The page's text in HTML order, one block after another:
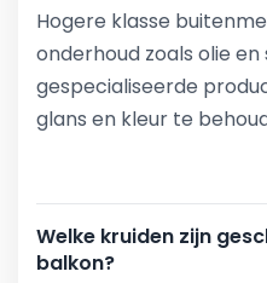
Hogere klasse
onderhoud zoals olie
gespecialiseerde
glans en kleur te
Welke kruiden zijn
balkon?